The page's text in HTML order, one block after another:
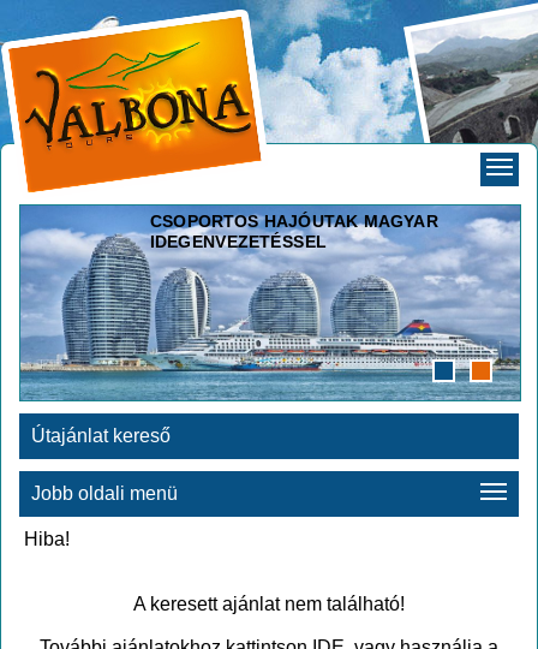
CSOPORTOS HAJÓUTAK MAGYAR
IDEGENVEZETÉSSEL
Útajánlat kereső
Jobb oldali menü
Hiba!
A keresett ajánlat nem található!